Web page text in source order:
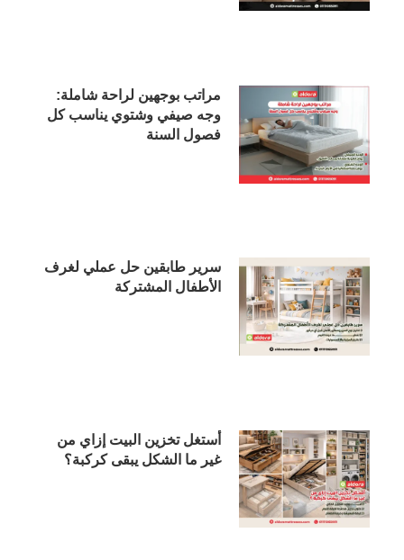
مراتب بوجهين لراحة شاملة:
وجه صيفي وشتوي يناسب كل
فصول السنة
سرير طابقين حل عملي لغرف
الأطفال المشتركة
أستغل تخزين البيت إزاي من
غير ما الشكل يبقى كركبة؟